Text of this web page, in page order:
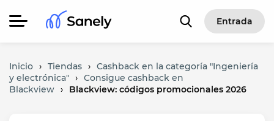
Entrada
Inicio › Tiendas › Cashback en la categoría "Ingeniería
y electrónica" › Consigue cashback en
Blackview › Blackview: códigos promocionales 2026